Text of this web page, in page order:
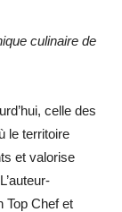
culinaire de
celle des
le territoire
et valorise
Top Chef et